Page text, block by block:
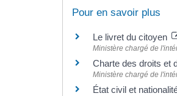
Pour en savoir plus
Le livret du citoyen
Ministère chargé de
Charte des droits et
Ministère chargé de
État civil et